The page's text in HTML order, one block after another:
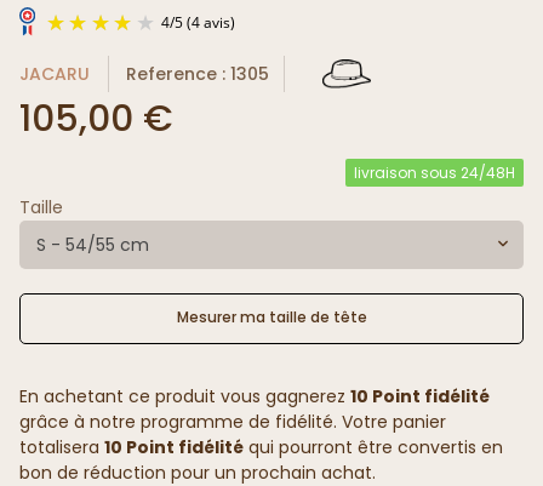
4/5(4 avis)
JACARU Reference : 1305
105,00 €
livraison sous 24/48H
Taille
S - 54/55 cm
Mesurer ma taille de tête
En achetant ce produit vous gagnerez 10 Point fidélité
grâce à notre programme de fidélité. Votre panier
totalisera 10 Point fidélité qui pourront être convertis en
bon de réduction pour un prochain achat.